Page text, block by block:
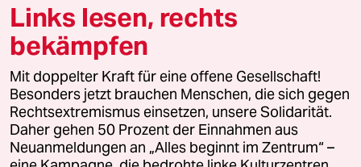
© 2026 taz Verlags und Vertriebs GmbH
Alle Rechte vorbehalten. Bei rechtlichen Fragen oder für Genehmigungen
wenden Sie sich bitte an
lizenzen@taz.de
Feedback Redaktionsstatut Kommune-Richtlinien
Links lesen, rechts
bekämpfen
Mit doppelter Kraft für eine offene Gesellschaft!
Besonders jetzt brauchen Menschen, die sich gegen
Rechtsextremismus einsetzen, unsere Solidarität.
Daher gehen 50 Prozent der Einnahmen aus
Neuanmeldungen an „Alles beginnt im Zentrum“ –